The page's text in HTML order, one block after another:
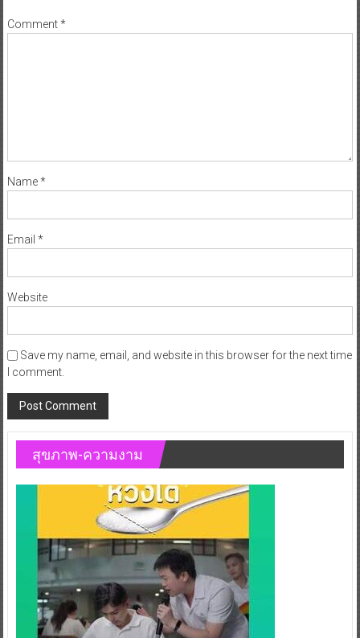
Comment*
Name*
Email *
Website
Save my name, email, and website in this browser for the next time
I comment.
สุขภาพ-ความงาม